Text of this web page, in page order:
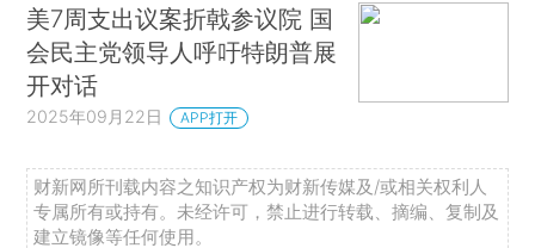
美7周支出议案折戟参议院 国
会民主党领导人呼吁特朗普展
开对话
2025年09月22日 APP打开
财新网所刊载内容之知识产权为财新传媒及/或相关权利人
专属所有或持有。未经许可，禁止进行转载、摘编、复制及
建立镜像等任何使用。